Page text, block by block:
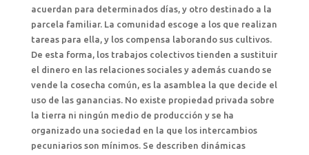
acuerdan para determinados días, y otro destinado a la
parcela familiar. La comunidad escoge a los que realizan
tareas para ella, y los compensa laborando sus cultivos.
De esta forma, los trabajos colectivos tienden a sustituir
el dinero en las relaciones sociales y además cuando se
vende la cosecha común, es la asamblea la que decide el
uso de las ganancias. No existe propiedad privada sobre
la tierra ni ningún medio de producción y se ha
organizado una sociedad en la que los intercambios
pecuniarios son mínimos. Se describen dinámicas